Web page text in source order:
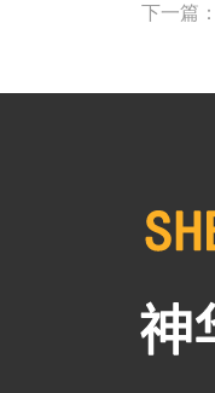
下一篇：